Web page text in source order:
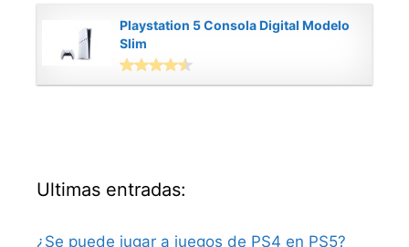
Playstation 5 Consola Digital Modelo
Slim
Ultimas entradas:
¿Se puede jugar a juegos de PS4 en PS5?